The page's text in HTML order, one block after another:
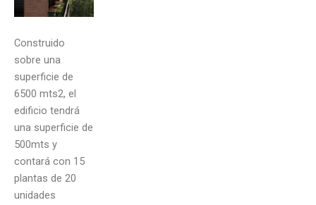
Construido
sobre una
superficie de
6500 mts2, el
edificio tendrá
una superficie de
500mts y
contará con 15
plantas de 20
unidades